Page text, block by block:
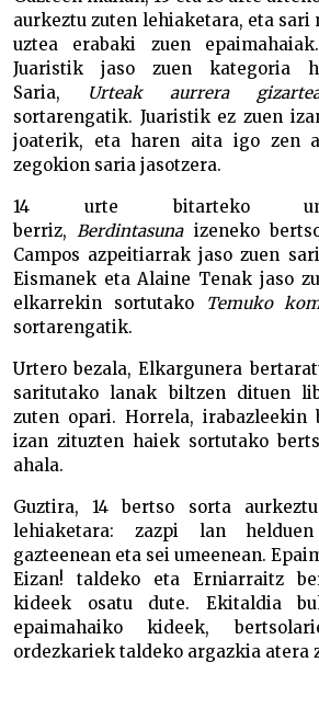
aurkeztu zuten lehiaketara, eta sari
uztea erabaki zuen
Juaristik jaso zuen kategoria
Saria,
Urteak aurrera
sortarengatik. Juaristik ez zuen
joaterik, eta haren aita igo zen
zegokion saria jasotzera.
14 urte bitarteko
berriz,Berdintasunaizeneko
Campos azpeitiarrak jaso zuen
Eismanek eta Alaine Tenak jaso
elkarrekin sortutako
Temuko
sortarengatik.
Urtero bezala, Elkargunera
saritutako lanak biltzen dituen
zuten opari. Horrela, irabazleekin
izan zituzten haiek sortutako
ahala.
Guztira, 14 bertso sorta
lehiaketara: zazpi lan
gazteenean eta sei umeenean.
Eizan! taldeko eta Erniarraitz
kideek osatu dute. Ekitaldia
epaimahaiko kideek,
ordezkariek taldeko argazkia atera